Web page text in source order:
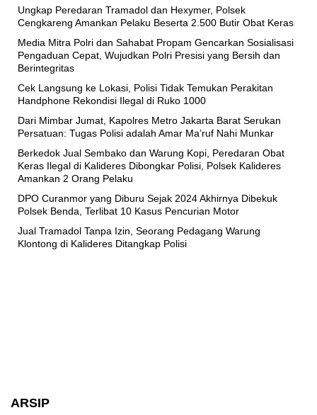
Ungkap Peredaran Tramadol dan Hexymer, Polsek
Cengkareng Amankan Pelaku Beserta 2.500 Butir Obat Keras
Media Mitra Polri dan Sahabat Propam Gencarkan Sosialisasi
Pengaduan Cepat, Wujudkan Polri Presisi yang Bersih dan
Berintegritas
Cek Langsung ke Lokasi, Polisi Tidak Temukan Perakitan
Handphone Rekondisi Ilegal di Ruko 1000
Dari Mimbar Jumat, Kapolres Metro Jakarta Barat Serukan
Persatuan: Tugas Polisi adalah Amar Ma’ruf Nahi Munkar
Berkedok Jual Sembako dan Warung Kopi, Peredaran Obat
Keras Ilegal di Kalideres Dibongkar Polisi, Polsek Kalideres
Amankan 2 Orang Pelaku
DPO Curanmor yang Diburu Sejak 2024 Akhirnya Dibekuk
Polsek Benda, Terlibat 10 Kasus Pencurian Motor
Jual Tramadol Tanpa Izin, Seorang Pedagang Warung
Klontong di Kalideres Ditangkap Polisi
ARSIP